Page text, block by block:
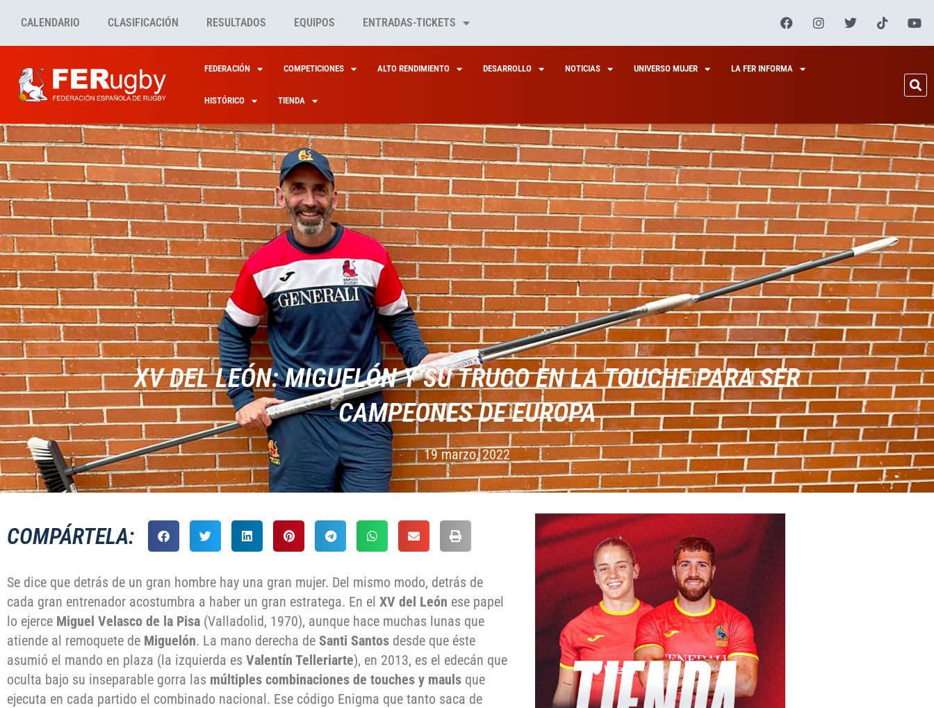
CALENDARIO CLASIFICACIÓN RESULTADOS EQUIPOS ENTRADAS-TICKETS
FEDERACIÓN COMPETICIONES ALTO RENDIMIENTO DESARROLLO NOTICIAS UNIVERSO MUJER LA FER INFORMA
HISTÓRICO TIENDA
XV DEL LEÓN: MIGUELÓN Y SU TRUCO EN LA TOUCHE PARA SER
CAMPEONES DE EUROPA
19 marzo, 2022
COMPÁRTELA:
Se dice que detrás de un gran hombre hay una gran mujer. Del mismo modo, detrás de
cada gran entrenador acostumbra a haber un gran estratega. En el XV del León ese papel
lo ejerce Miguel Velasco de la Pisa (Valladolid, 1970), aunque hace muchas lunas que
atiende al remoquete de Miguelón. La mano derecha de Santi Santos desde que éste
asumió el mando en plaza (la izquierda es Valentín Telleriarte), en 2013, es el edecán que
oculta bajo su inseparable gorra las múltiples combinaciones de touches y mauls que
ejecuta en cada partido el combinado nacional. Ese código Enigma que tanto saca de